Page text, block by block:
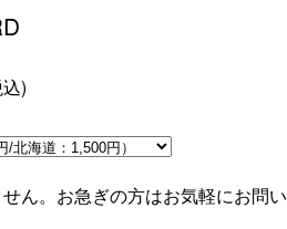
)
ん。お急ぎの方はお気軽にお問い